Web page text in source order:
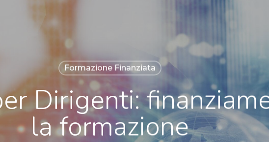
Formazione Finanziata
Dirigenti:
la formazione